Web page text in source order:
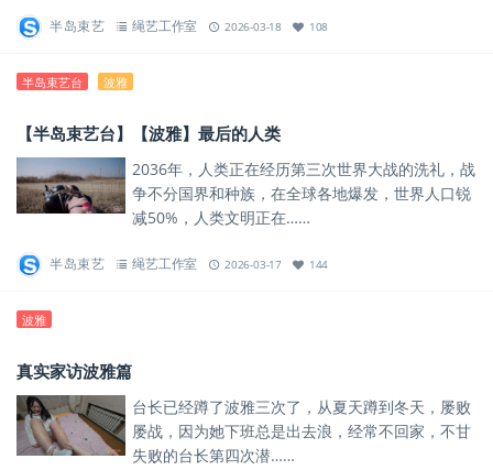
半岛束艺 绳艺工作室 2026-03-18 108
半岛束艺台 波雅
【半岛束艺台】【波雅】最后的人类
2036年，人类正在经历第三次世界大战的洗礼，战
争不分国界和种族，在全球各地爆发，世界人口锐
减50%，人类文明正在……
半岛束艺 绳艺工作室 2026-03-17 144
波雅
真实家访波雅篇
台长已经蹲了波雅三次了，从夏天蹲到冬天，屡败
屡战，因为她下班总是出去浪，经常不回家，不甘
失败的台长第四次潜……